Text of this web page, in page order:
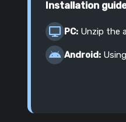
Installation
PC: Unzip the
Android: